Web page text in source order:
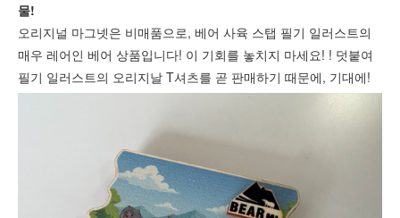
물!
오리지널 마그넷은 비매품으로, 베어 사육 스탭 필기 일러스트의
매우 레어인 베어 상품입니다! 이 기회를 놓치지 마세요! ! 덧붙여
필기 일러스트의 오리지날 T셔츠를 곧 판매하기 때문에, 기대에!